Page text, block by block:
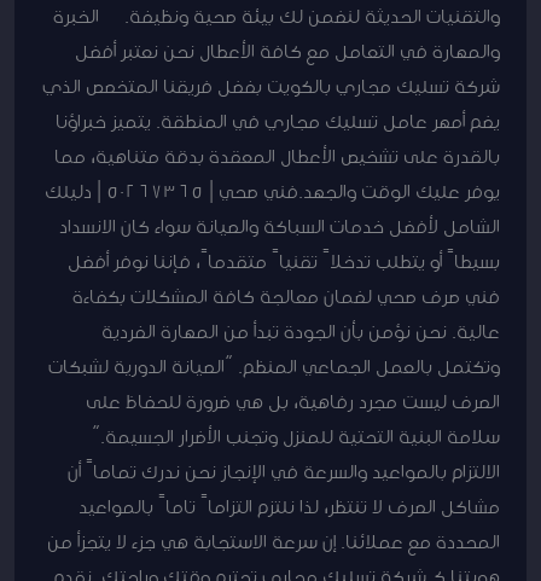
والتقنيات الحديثة لنضمن لك بيئة صحية ونظيفة. الخبرة
والمهارة في التعامل مع كافة الأعطال نحن نعتبر أفضل
شركة تسليك مجاري بالكويت بفضل فريقنا المتخصص الذي
يضم أمهر عامل تسليك مجاري في المنطقة. يتميز خبراؤنا
بالقدرة على تشخيص الأعطال المعقدة بدقة متناهية، مما
يوفر عليك الوقت والجهد.فني صحي | 50267365 | دليلك
الشامل لأفضل خدمات السباكة والصيانة سواء كان الانسداد
بسيطاً أو يتطلب تدخلاً تقنياً متقدماً، فإننا نوفر أفضل
فني صرف صحي لضمان معالجة كافة المشكلات بكفاءة
عالية. نحن نؤمن بأن الجودة تبدأ من المهارة الفردية
وتكتمل بالعمل الجماعي المنظم. “الصيانة الدورية لشبكات
الصرف ليست مجرد رفاهية، بل هي ضرورة للحفاظ على
سلامة البنية التحتية للمنزل وتجنب الأضرار الجسيمة.”
الالتزام بالمواعيد والسرعة في الإنجاز نحن ندرك تماماً أن
مشاكل الصرف لا تنتظر، لذا نلتزم التزاماً تاماً بالمواعيد
المحددة مع عملائنا. إن سرعة الاستجابة هي جزء لا يتجزأ من
هويتنا كـ شركة تسليك مجاري تحترم وقتك وراحتك. نقدم